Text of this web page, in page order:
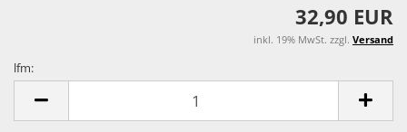
32,90 EUR
inkl. 19% MwSt. zzgl. Versand
lfm: